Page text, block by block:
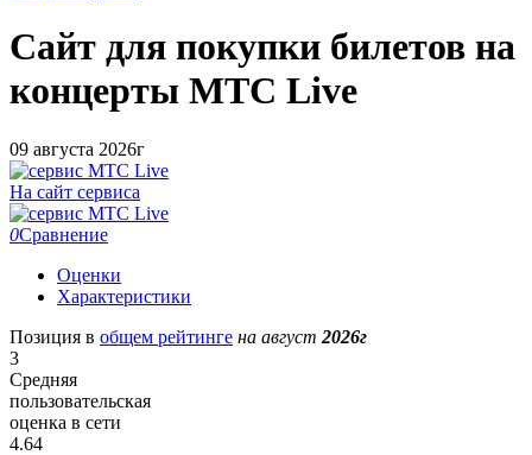
Сайт для покупки билетов на
концерты МТС Live
09 августа 2026г
На сайт сервиса
0Сравнение
Оценки
Характеристики
Позиция в общем рейтинге на август 2026г
3
Средняя
пользовательская
оценка в сети
4.64